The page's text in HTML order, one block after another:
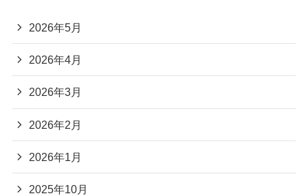
2026年5月
2026年4月
2026年3月
2026年2月
2026年1月
2025年10月